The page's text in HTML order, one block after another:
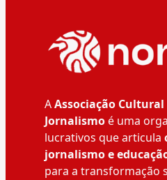
AAssociação
Jornalismoé uma
lucrativos que articula
jornalismo e
para a transformação